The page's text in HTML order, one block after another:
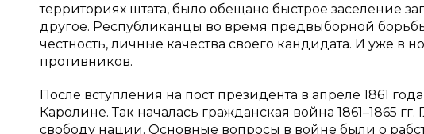
территориях штата, было обещано быстрое заселение
другое. Республиканцы во время предвыборной
честность, личные качества своего кандидата. И уже в
противников.
После вступления на пост президента в апреле 1861
Каролине. Так началась гражданская война 1861–1865
свободу нации. Основные вопросы в войне были о